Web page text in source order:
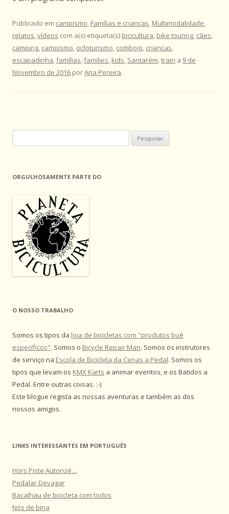
Publicado em campismo, Famílias e crianças, Multimodalidade,
relatos,vídeos com a(s) etiqueta(s) bicicultura, bike touring, cães,
camping, campismo, cicloturismo, comboio, crianças,
escapadinha,famílias,families, kids, Santarém,train a 9 de
Novembro de 2016 porAna Pereira.
por:
ORGULHOSAMENTE PARTE DO
O NOSSO TRABALHO
Somos os tipos da loja de bicicletas com "produtos bué
específicos". Somos o Bicycle Repair Man. Somos os instrutores
de serviço na Escola de Bicicleta da Cenas a Pedal. Somos os
tipos que levam os KMX Karts a animar eventos, e os Batidos a
Pedal. Entre outras coisas. :-)
Este blogue regista as nossas aventuras e também as dos
nossos amigos.
LINKS INTERESSANTES EM PORTUGUÊS
Hors Piste Autorizé…
Pedalar Devagar
Bacalhau de bicicleta com todos
Nós de bina